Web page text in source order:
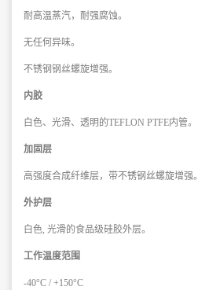
耐高温蒸汽，耐强腐蚀。
无任何异味。
不锈钢钢丝螺旋增强。
内胶
白色、光滑、透明的TEFLON PTFE内管。
加固层
高强度合成纤维层，带不锈钢丝螺旋增强。
外护层
白色, 光滑的食品级硅胶外层。
工作温度范围
-40°C / +150°C